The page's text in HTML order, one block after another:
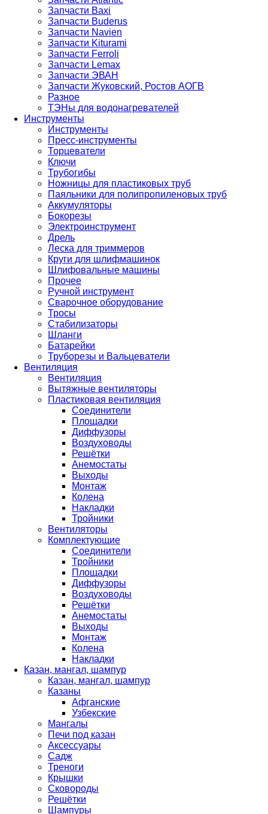
Запчасти Baxi
Запчасти Buderus
Запчасти Navien
Запчасти Kiturami
Запчасти Ferroli
Запчасти Lemax
Запчасти ЭВАН
Запчасти Жуковский, Ростов АОГВ
Разное
ТЭНы для водонагревателей
Инструменты
Инструменты
Пресс-инструменты
Торцеватели
Ключи
Трубогибы
Ножницы для пластиковых труб
Паяльники для полипропиленовых труб
Аккумуляторы
Бокорезы
Электроинструмент
Дрель
Леска для триммеров
Круги для шлифмашинок
Шлифовальные машины
Прочее
Ручной инструмент
Сварочное оборудование
Тросы
Стабилизаторы
Шланги
Батарейки
Труборезы и Вальцеватели
Вентиляция
Вентиляция
Вытяжные вентиляторы
Пластиковая вентиляция
Соединители
Площадки
Диффузоры
Воздуховоды
Решётки
Анемостаты
Выходы
Монтаж
Колена
Накладки
Тройники
Вентиляторы
Комплектующие
Соединители
Тройники
Площадки
Диффузоры
Воздуховоды
Решётки
Анемостаты
Выходы
Монтаж
Колена
Накладки
Казан, мангал, шампур
Казан, мангал, шампур
Казаны
Афганские
Узбекские
Мангалы
Печи под казан
Аксессуары
Садж
Треноги
Крышки
Сковороды
Решётки
Шампуры